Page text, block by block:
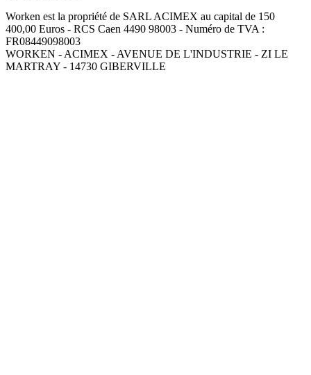
Worken est la propriété de SARL ACIMEX au capital de 150
400,00 Euros - RCS Caen 4490 98003 - Numéro de TVA :
FR08449098003
WORKEN - ACIMEX - AVENUE DE L'INDUSTRIE - ZI LE
MARTRAY - 14730 GIBERVILLE